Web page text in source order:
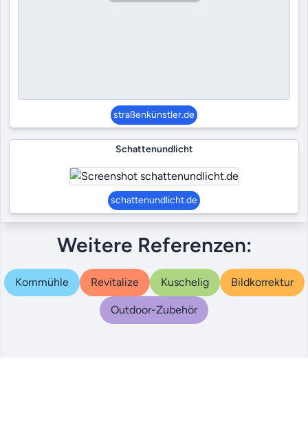
straßenkünstler.de
Schattenundlicht
schattenundlicht.de
Weitere Referenzen:
Kornmühle Revitalize Kuschelig Bildkorrektur
Outdoor-Zubehör